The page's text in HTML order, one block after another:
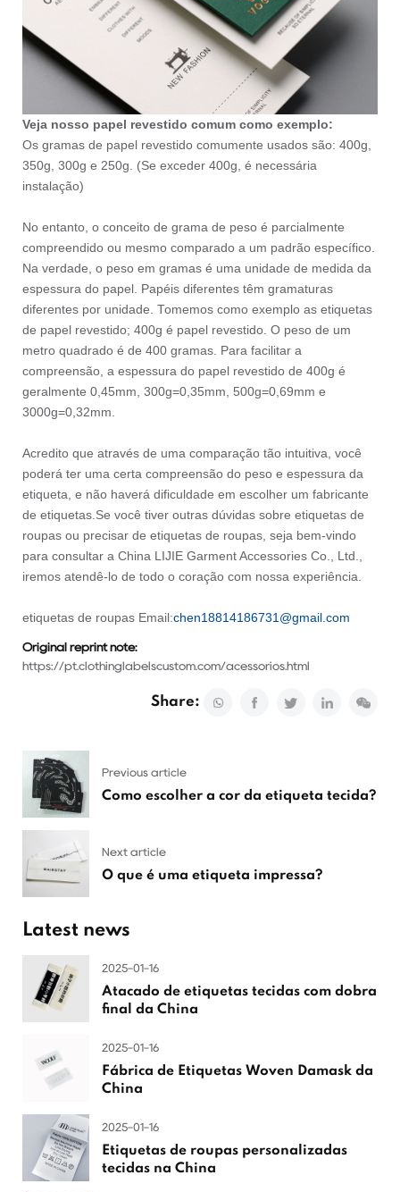
Veja nosso papel revestido comum como exemplo:
Os gramas de papel revestido comumente usados são: 400g,
350g, 300g e 250g. (Se exceder 400g, é necessária
instalação)
No entanto, o conceito de grama de peso é parcialmente
compreendido ou mesmo comparado a um padrão específico.
Na verdade, o peso em gramas é uma unidade de medida da
espessura do papel. Papéis diferentes têm gramaturas
diferentes por unidade. Tomemos como exemplo as etiquetas
de papel revestido; 400g é papel revestido. O peso de um
metro quadrado é de 400 gramas. Para facilitar a
compreensão, a espessura do papel revestido de 400g é
geralmente 0,45mm, 300g=0,35mm, 500g=0,69mm e
3000g=0,32mm.
Acredito que através de uma comparação tão intuitiva, você
poderá ter uma certa compreensão do peso e espessura da
etiqueta, e não haverá dificuldade em escolher um fabricante
de etiquetas.Se você tiver outras dúvidas sobre etiquetas de
roupas ou precisar de etiquetas de roupas, seja bem-vindo
para consultar a China LIJIE Garment Accessories Co., Ltd.,
iremos atendê-lo de todo o coração com nossa experiência.
etiquetas de roupas Email:chen18814186731@gmail.com
Original reprint note:
https://pt.clothinglabelscustom.com/acessorios.html
Share:
Previous article
Como escolher a cor da etiqueta tecida?
Next article
O que é uma etiqueta impressa?
Latest news
2025-01-16
Atacado de etiquetas tecidas com dobra
final da China
2025-01-16
Fábrica de Etiquetas Woven Damask da
China
2025-01-16
Etiquetas de roupas personalizadas
tecidas na China